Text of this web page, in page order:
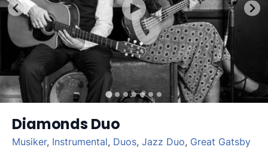
Diamonds Duo
Musiker, Instrumental, Duos, Jazz Duo, Great Gatsby